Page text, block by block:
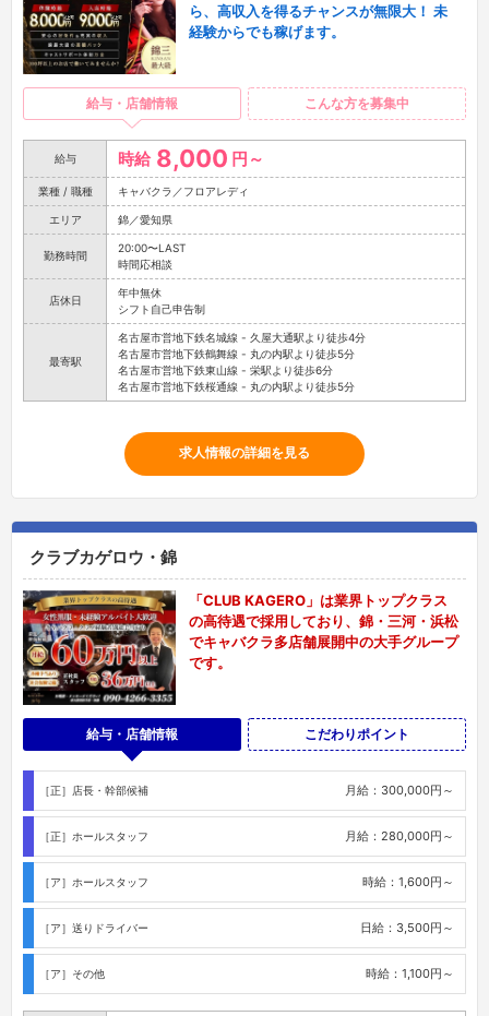
ら、高収入を得るチャンスが無限大！ 未
経験からでも稼げます。
給与・店舗情報 こんな方を募集中
給与 時給 8,000 円～
業種 / 職種 キャバクラ／フロアレディ
エリア 錦／愛知県
勤務時間
20:00〜LAST
時間応相談
店休日
年中無休
シフト自己申告制
最寄駅
名古屋市営地下鉄名城線 - 久屋大通駅より徒歩4分
名古屋市営地下鉄鶴舞線 - 丸の内駅より徒歩5分
名古屋市営地下鉄東山線 - 栄駅より徒歩6分
名古屋市営地下鉄桜通線 - 丸の内駅より徒歩5分
求人情報の詳細を見る
クラブカゲロウ・錦
「CLUB KAGERO」は業界トップクラス
の高待遇で採用しており、錦・三河・浜松
でキャバクラ多店舗展開中の大手グループ
です。
給与・店舗情報 こだわりポイント
［正］店長・幹部候補 月給：300,000円～
［正］ホールスタッフ 月給：280,000円～
［ア］ホールスタッフ 時給：1,600円～
［ア］送りドライバー 日給：3,500円～
［ア］その他 時給：1,100円～